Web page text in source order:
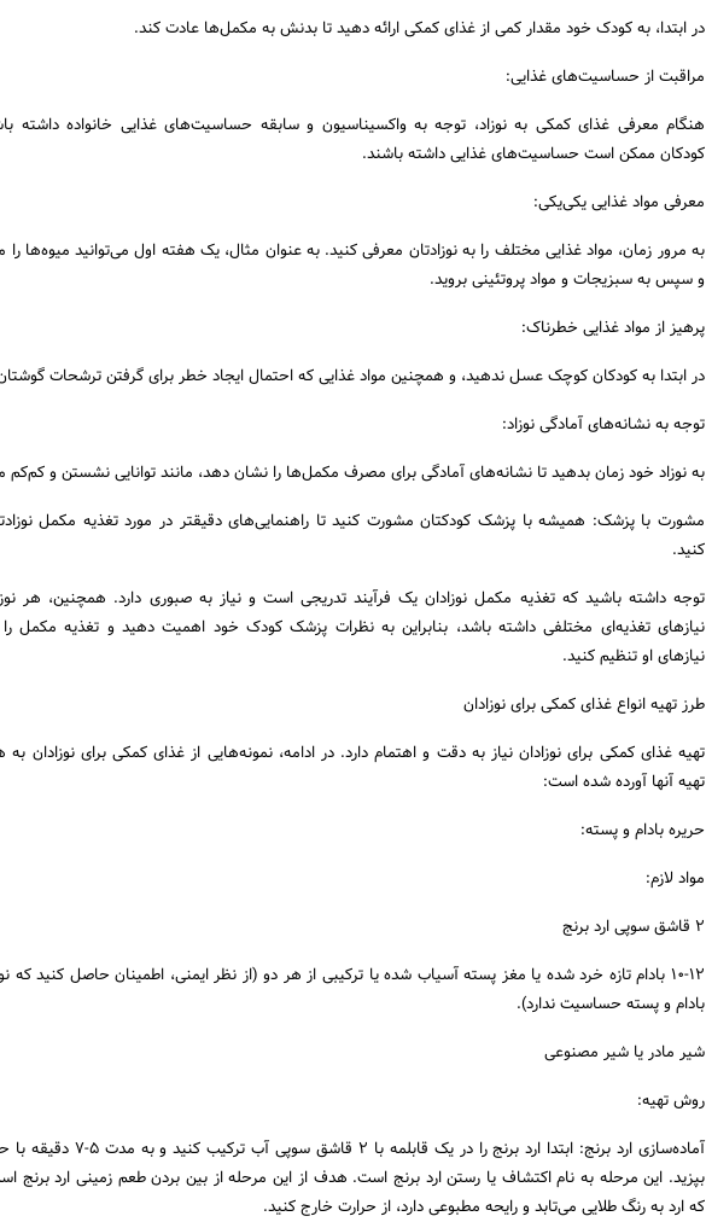
در ابتدا، به کودک خود مقدار کمی از غذای کمکی ارائه دهید تا بدنش به مکمل‌ها عادت کند.
مراقبت از حساسیت‌های غذایی:
هنگام معرفی غذای کمکی به نوزاد، توجه به واکسیناسیون و سابقه حساسیت‌های غذایی خانواده داشته
کودکان ممکن است حساسیت‌های غذایی داشته باشند.
معرفی مواد غذایی یکی‌یکی:
به مرور زمان، مواد غذایی مختلف را به نوزادتان معرفی کنید. به عنوان مثال، یک هفته اول می‌توانید میوه‌ها را
و سپس به سبزیجات و مواد پروتئینی بروید.
پرهیز از مواد غذایی خطرناک:
در ابتدا به کودکان کوچک عسل ندهید، و همچنین مواد غذایی که احتمال ایجاد خطر برای گرفتن ترشحات
توجه به نشانه‌های آمادگی نوزاد:
به نوزاد خود زمان بدهید تا نشانه‌های آمادگی برای مصرف مکمل‌ها را نشان دهد، مانند توانایی نشستن و کم‌کم
مشورت با پزشک: همیشه با پزشک کودکتان مشورت کنید تا راهنمایی‌های دقیقتر در مورد تغذیه مکمل
کنید.
توجه داشته باشید که تغذیه مکمل نوزادان یک فرآیند تدریجی است و نیاز به صبوری دارد. همچنین، هر
نیازهای تغذیه‌ای مختلفی داشته باشد، بنابراین به نظرات پزشک کودک خود اهمیت دهید و تغذیه مکمل
نیازهای او تنظیم کنید.
طرز تهیه انواع غذای کمکی برای نوزادان
تهیه غذای کمکی برای نوزادان نیاز به دقت و اهتمام دارد. در ادامه، نمونه‌هایی از غذای کمکی برای نوزادان
تهیه آنها آورده شده است:
حریره بادام و پسته:
مواد لازم:
2 قاشق سوپی ارد برنج
10-12 بادام تازه خرد شده یا مغز پسته آسیاب شده یا ترکیبی از هر دو (از نظر ایمنی، اطمینان حاصل کنید که
بادام و پسته حساسیت ندارد).
شیر مادر یا شیر مصنوعی
روش تهیه:
آماده‌سازی ارد برنج: ابتدا ارد برنج را در یک قابلمه
بپزید. این مرحله به نام اکتشاف یا رستن ارد برنج است. هدف از این مرحله از بین بردن طعم زمینی ارد برنج
که ارد به رنگ طلایی می‌تابد و رایحه مطبوعی دارد، از حرارت خارج کنید.